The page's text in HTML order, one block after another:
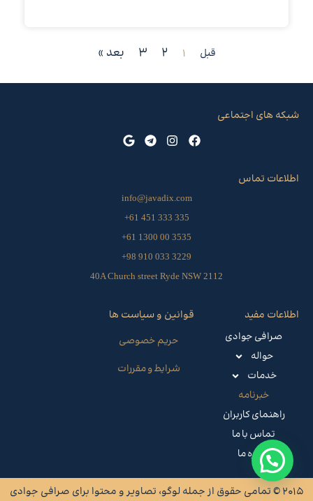
قبل 1
2
3 بعد »
اطلاعات مفید
صرافی جوادی
حواله
خدمات
خبرنامه
راهنمای کاربران
تماس با ما
درباره ما
قوانین و سیاست ها
حریم خصوصی
شرایط و مقررات
اطلاعات تماس
info@javadix.com
335 333 451 61+
3535 00 1300 61+
3229 033 910 98+
40A Church street Ryde NSW 2112
شبکه های اجتماعی
2015 © تمامی حقوق از جمله‌ لوگو، تصاویر و محتوا برای صرافی جوادی